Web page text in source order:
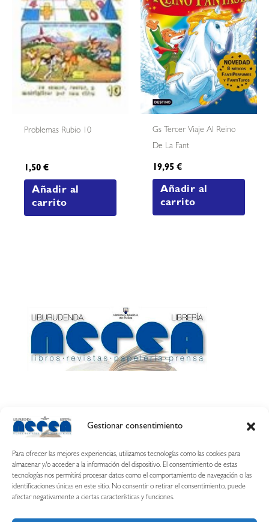
Gestionar consentimiento
Para ofrecer las mejores experiencias, utilizamos tecnologías como las cookies para
almacenar y/o acceder a la información del dispositivo. El consentimiento de estas
tecnologías nos permitirá procesar datos como el comportamiento de navegación o las
identificaciones únicas en este sitio. No consentir o retirar el consentimiento, puede
afectar negativamente a ciertas características y funciones.
Problemas Rubio 10
1,50€
Añadir al
carrito
Gs Tercer Viaje Al Reino
De La Fant
19,95€
Añadir al
carrito
Calle Esquíroz, 27
687 54 31 70
nerearetamonge@gmail.com